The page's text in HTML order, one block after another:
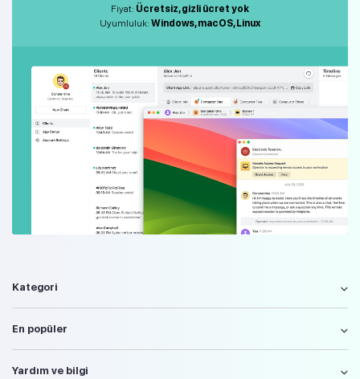
Fiyat: Ücretsiz, gizli ücret yok
Uyumluluk: Windows, macOS, Linux
Kategori
En popüler
Yardım ve bilgi